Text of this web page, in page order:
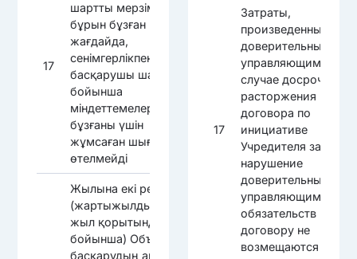
17
шартты мерзімінен
бұрын бұзған
жағдайда,
сенімгерлікпен
басқарушы шарт
бойынша
міндеттемелерді
бұзғаны үшін
жұмсаған шығындар
өтелмейді
Жылына екі рет
(жартыжылдық және
жыл қорытындысы
бойынша) Объектіні
басқарудың аралық
17
Затраты,
произведенные
доверительным
управляющим, в
случае досрочного
расторжения
договора по
инициативе
Учредителя за
нарушение
доверительным
управляющим
обязательств по
договору не
возмещаются